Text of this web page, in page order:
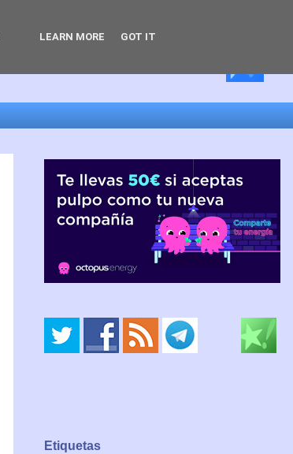
Etiquetas
LEARN MORE GOT IT